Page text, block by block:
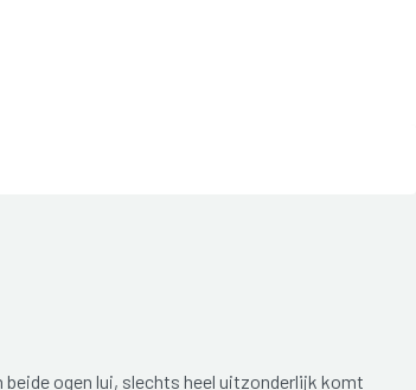
ogen lui, slechts heel uitzonderlijk komt